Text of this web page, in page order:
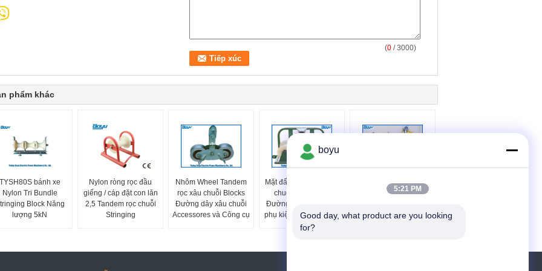
(0 / 3000)
phẩm khác
bánh xe
Nylon Tri Bundle
Block Năng
lượng 5kN
Nylon ròng rọc đầu
giếng / cáp đặt con lăn
2,5 Tandem rọc chuỗi
Stringing
Nhôm Wheel Tandem
rọc xâu chuỗi Blocks
Đường dây xâu chuỗi
Accessores và Công cụ
Mặt đất góc Pulley xâu
chuỗi Blocks cho
Đường dây xâu chuỗi
phụ kiện với 3 bánh xe
Nhôm Wheel Crossarm
Mounted xâu chuỗi khối
175mm Capliper Chiều
boyu
5:21 PM
Good day, what product are you looking
for?